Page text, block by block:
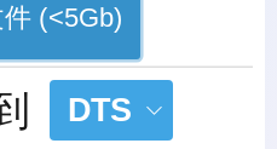
(<5Gb)
DTS